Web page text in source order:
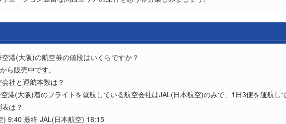
港(大阪)の航空券の値段はいくらですか？
ら販売中です。
社と運航本数は？
港(大阪)着のフライトを就航している航空会社はJAL(日本航空)のみで、1日3便を運航して
は？
) 9:40 最終 JAL(日本航空) 18:15